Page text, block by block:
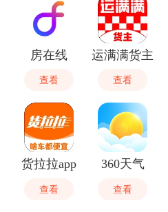
房在线
查看
运满满货主
查看
货拉拉app
查看
360天气
查看